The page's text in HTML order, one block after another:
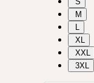
M
XL
XXL
3XL